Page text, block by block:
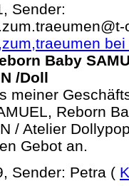
Sender:
Baby
/Doll
meiner
Reborn
/ Atelier
Gebot an.
Sender: Petra (